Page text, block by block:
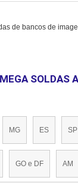
de bancos de
SOLDAS
MG ES SP
GO e DF AM